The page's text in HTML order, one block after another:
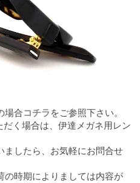
場合コチラ をご参照下さい。
く場合は、伊達メガネ用レン
したら、お気軽にお問合せ
時期によりましては内容が